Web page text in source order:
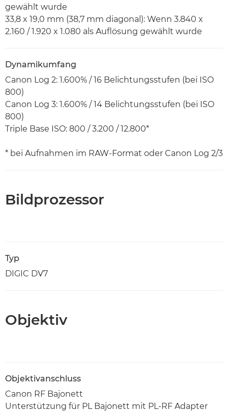
gewählt wurde
33,8 x 19,0 mm (38,7 mm diagonal): Wenn 3.840 x
2.160 / 1.920 x 1.080 als Auflösung gewählt wurde
Dynamikumfang
Canon Log 2: 1.600% / 16 Belichtungsstufen (bei ISO
800)
Canon Log 3: 1.600% / 14 Belichtungsstufen (bei ISO
800)
Triple Base ISO: 800 / 3.200 / 12.800*
* bei Aufnahmen im RAW-Format oder Canon Log 2/3
Bildprozessor
Typ
DIGIC DV7
Objektiv
Objektivanschluss
Canon RF Bajonett
Unterstützung für PL Bajonett mit PL-RF Adapter